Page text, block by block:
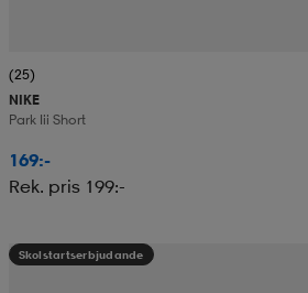
(25)
NIKE
Park Iii Short
169:-
Rek. pris 199:-
Skolstartserbjudande